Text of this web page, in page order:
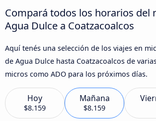
Compará todos los horarios del
Agua Dulce a Coatzacoalcos
Aquí tenés una selección de los viajes en
de Agua Dulce hasta Coatzacoalcos de
micros como ADO para los próximos días.
Hoy
$8.159
Mañana
$8.159